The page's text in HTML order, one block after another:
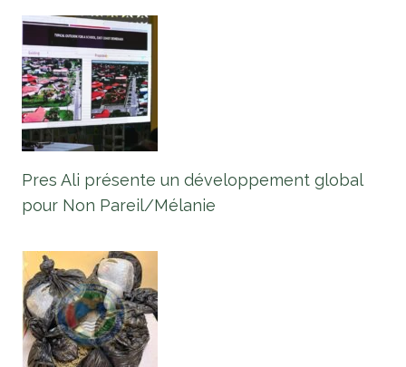
Pres Ali présente un développement global
pour Non Pareil/Mélanie